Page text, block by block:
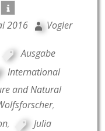
2016 Vogler
Ausgabe
International
and Natural
,
,
Julia